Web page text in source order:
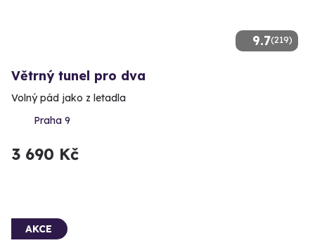
9.7(219)
Větrný tunel pro dva
Volný pád jako z letadla
Praha 9
3 690 Kč
AKCE